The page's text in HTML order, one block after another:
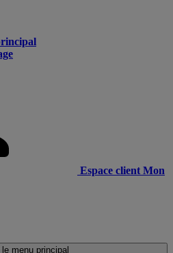
Espace client Mon
le menu principal